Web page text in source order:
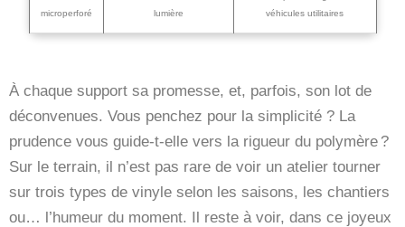
microperforé
lumière
véhicules utilitaires
À chaque support sa promesse, et, parfois, son lot de
déconvenues. Vous penchez pour la simplicité ? La
prudence vous guide-t-elle vers la rigueur du polymère ?
Sur le terrain, il n’est pas rare de voir un atelier tourner
sur trois types de vinyle selon les saisons, les chantiers
ou… l’humeur du moment. Il reste à voir, dans ce joyeux